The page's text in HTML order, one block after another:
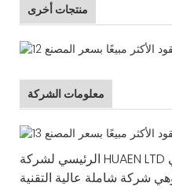
منتجات أخرى
معلومات الشركة
الرئيسي لشركة HUAEN LTD في آنهوي، الصين، وتغطي
مربع، وهي شركة شاملة عالية التقنية